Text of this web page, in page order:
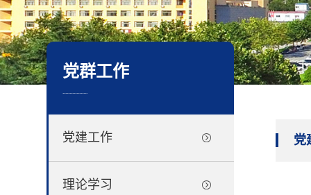
党群工作
..................
党建工作
理论学习
党